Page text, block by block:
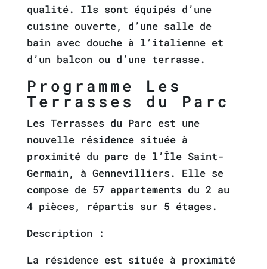
qualité. Ils sont équipés d’une
cuisine ouverte, d’une salle de
bain avec douche à l’italienne et
d’un balcon ou d’une terrasse.
Programme Les
Terrasses du Parc
Les Terrasses du Parc est une
nouvelle résidence située à
proximité du parc de l’Île Saint-
Germain, à Gennevilliers. Elle se
compose de 57 appartements du 2 au
4 pièces, répartis sur 5 étages.
Description :
La résidence est située à proximité